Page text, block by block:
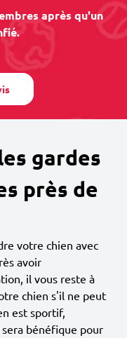
après qu'un
gardes
près de
votre chien avec
avoir
il vous reste à
chien s'il ne peut
est sportif,
bénéfique pour